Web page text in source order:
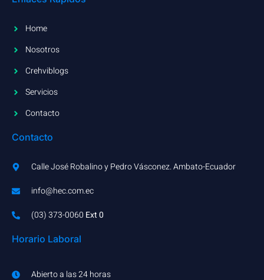
Home
Nosotros
Crehviblogs
Servicios
Contacto
Contacto
Calle José Robalino y Pedro Vásconez. Ambato-Ecuador
info@hec.com.ec
(03) 373-0060​ Ext 0
Horario Laboral
Abierto a las 24 horas